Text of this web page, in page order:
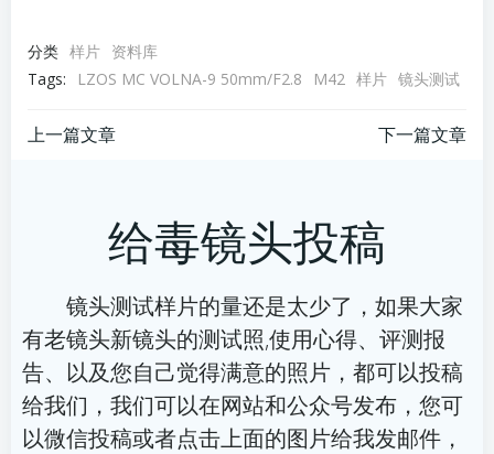
分类 样片 资料库
Tags:
LZOS MC VOLNA-9 50mm/F2.8 M42 样片 镜头测试
文
航
上一篇文章
导
航
下一篇文章
给毒镜头投稿
镜头测试样片的量还是太少了，如果大家
有老镜头新镜头的测试照,使用心得、评测报
告、以及您自己觉得满意的照片，都可以投稿
给我们，我们可以在网站和公众号发布，您可
以微信投稿或者点击上面的图片给我发邮件，